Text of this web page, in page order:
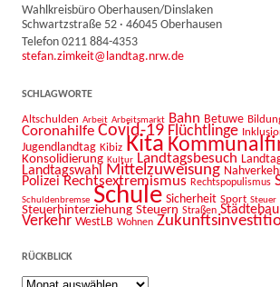
Wahlkreisbüro Oberhausen/Dinslaken
Schwartzstraße 52 · 46045 Oberhausen
Telefon 0211 884-4353
stefan.zimkeit@landtag.nrw.de
SCHLAGWORTE
Altschulden Arbeit Arbeitsmarkt Bahn Betuwe
Coronahilfe Covid-19 Flüchtlinge
Jugendlandtag Kibiz Kita
Konsolidierung Kultur Landtagsbesuch
Landtagswahl Mittelzuweisung
Polizei Rechtsextremismus Rechtspopulismus
Schuldenbremse Schule Sicherheit Sport Steuer
Steuerhinterziehung Steuern Straßen Städtebau
Verkehr WestLB Wohnen
RÜCKBLICK
Rückblick